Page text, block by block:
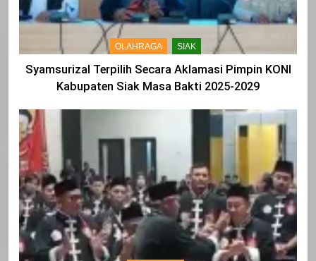
OLAHRAGA SIAK
Syamsurizal Terpilih Secara Aklamasi Pimpin KONI
Kabupaten Siak Masa Bakti 2025-2029